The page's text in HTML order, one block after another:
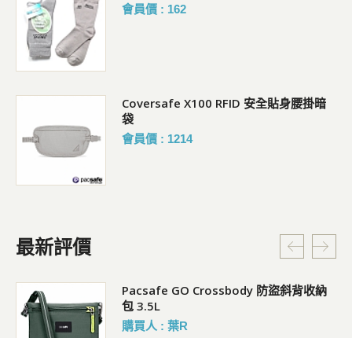
會員價 : 162
Coversafe X100 RFID 安全貼身腰掛暗
袋
會員價 : 1214
最新評價
Pacsafe GO Crossbody 防盜斜背收納
包 3.5L
購買人 : 葉R